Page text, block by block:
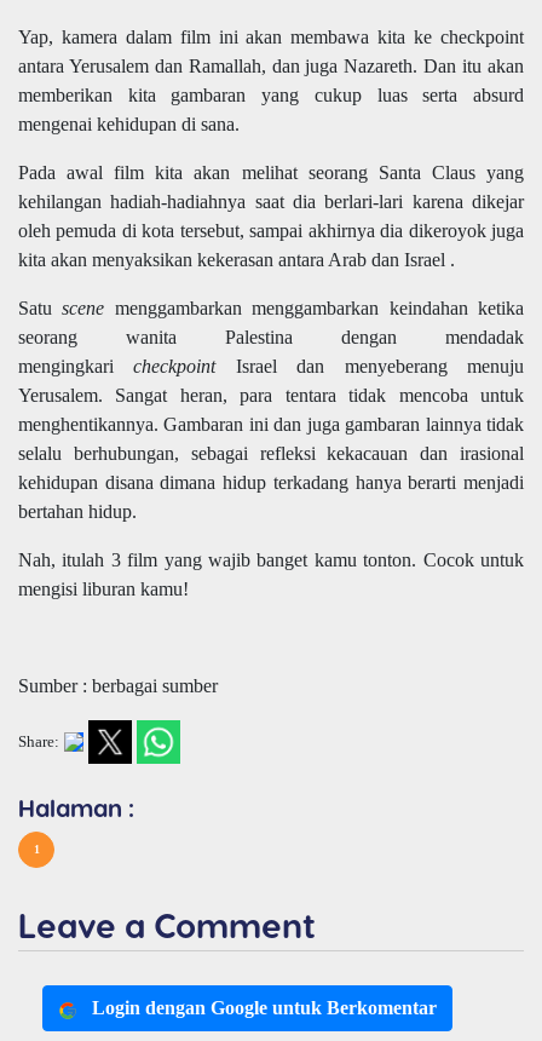
Yap, kamera dalam film ini akan membawa kita ke checkpoint
antara Yerusalem dan Ramallah, dan juga Nazareth. Dan itu akan
memberikan kita gambaran yang cukup luas serta absurd
mengenai kehidupan di sana.
Pada awal film kita akan melihat seorang Santa Claus yang
kehilangan hadiah-hadiahnya saat dia berlari-lari karena dikejar
oleh pemuda di kota tersebut, sampai akhirnya dia dikeroyok juga
kita akan menyaksikan kekerasan antara Arab dan Israel .
Satuscene menggambarkan menggambarkan keindahan ketika
seorang wanita Palestina dengan mendadak
mengingkaricheckpointIsrael dan menyeberang menuju
Yerusalem. Sangat heran, para tentara tidak mencoba untuk
menghentikannya. Gambaran ini dan juga gambaran lainnya tidak
selalu berhubungan, sebagai refleksi kekacauan dan irasional
kehidupan disana dimana hidup terkadang hanya berarti menjadi
bertahan hidup.
Nah, itulah 3 film yang wajib banget kamu tonton. Cocok untuk
mengisi liburan kamu!
Sumber : berbagai sumber
Share:
Halaman :
1
Leave a Comment
Login dengan Google untuk Berkomentar